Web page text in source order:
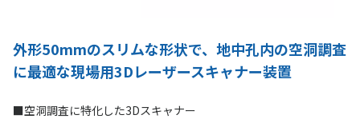
外形50mmのスリムな形状で、地中孔内の空洞調査
に最適な現場用3Dレーザースキャナー装置
■空洞調査に特化した3Dスキャナー